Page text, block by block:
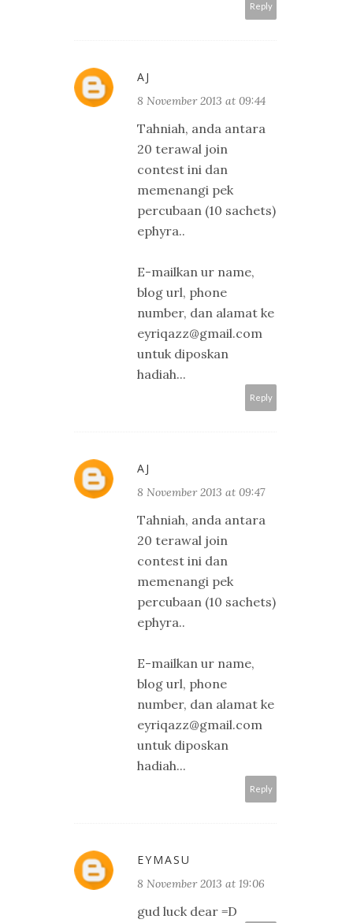
Reply
AJ
8 November 2013 at 09:44
Tahniah, anda antara
20 terawal join
contest ini dan
memenangi pek
percubaan (10 sachets)
ephyra..
E-mailkan ur name,
blog url, phone
number, dan alamat ke
eyriqazz@gmail.com
untuk diposkan
hadiah...
Reply
AJ
8 November 2013 at 09:47
Tahniah, anda antara
20 terawal join
contest ini dan
memenangi pek
percubaan (10 sachets)
ephyra..
E-mailkan ur name,
blog url, phone
number, dan alamat ke
eyriqazz@gmail.com
untuk diposkan
hadiah...
Reply
EYMASU
8 November 2013 at 19:06
gud luck dear =D